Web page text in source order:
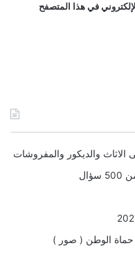
في هذا المتصفح
الاثاث والديكور والمفروشات
الوطن ( صور )